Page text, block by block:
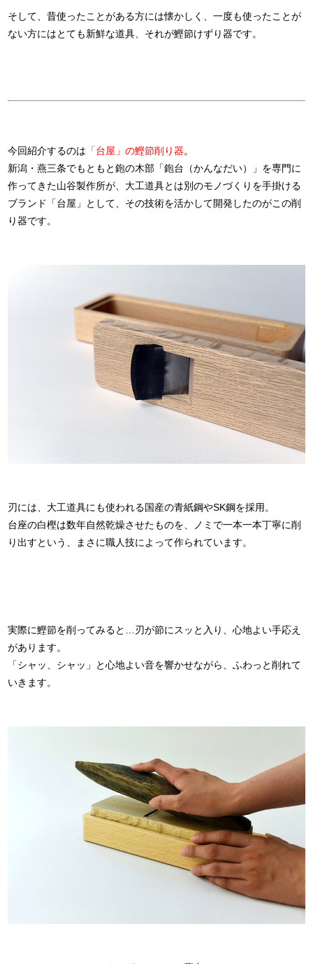
そして、昔使ったことがある方には懐かしく、一度も使ったことが
ない方にはとても新鮮な道具、それが鰹節けずり器です。
今回紹介するのは 「台屋」の鰹節削り器。
新潟・燕三条でもともと鉋の木部「鉋台（かんなだい）」を専門に
作ってきた山谷製作所が、大工道具とは別のモノづくりを手掛ける
ブランド「台屋」として、その技術を活かして開発したのがこの削
り器です。
刃には、大工道具にも使われる国産の青紙鋼やSK鋼を採用。
台座の白樫は数年自然乾燥させたものを、ノミで一本一本丁寧に削
り出すという、まさに職人技によって作られています。
実際に鰹節を削ってみると…刃が節にスッと入り、心地よい手応え
があります。
「シャッ、シャッ」と心地よい音を響かせながら、ふわっと削れて
いきます。